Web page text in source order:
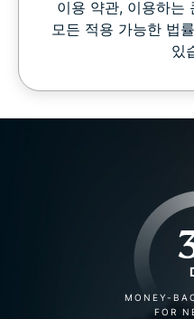
이용 약관, 이용하는
모든 적용 가능한 법
있
MONEY-
FOR